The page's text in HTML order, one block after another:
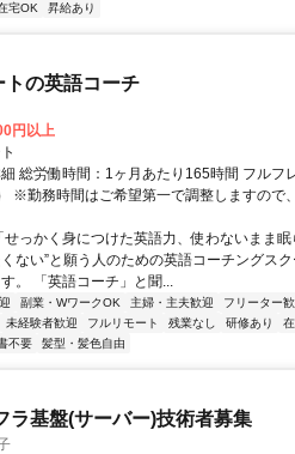
宅OK 昇給あり
トの英語コーチ
円以上
総労働時間：1ヶ月あたり165時間 フルフ
※勤務時間はご希望第一で調整しますので
せっかく身につけた英語力、使わないまま眠
ない”と願う人のための英語コーチングス
。 「英語コーチ」と聞...
副業・WワークOK 主婦・主夫歓迎 フリーター
未経験者歓迎 フルリモート 残業なし 研修あり
不要 髪型・髪色自由
ラ基盤(サーバー)技術者募集